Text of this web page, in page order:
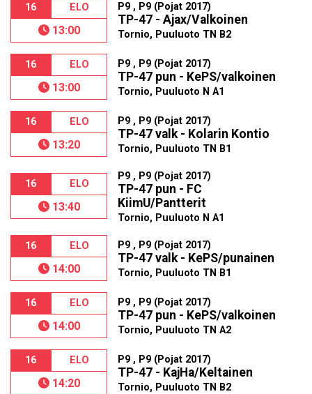
16 ELO
13:00
P9 , P9 (Pojat 2017)
TP-47 - Ajax/Valkoinen
Tornio, Puuluoto TN B2
16 ELO
13:00
P9 , P9 (Pojat 2017)
TP-47 pun - KePS/valkoinen
Tornio, Puuluoto N A1
16 ELO
13:20
P9 , P9 (Pojat 2017)
TP-47 valk - Kolarin Kontio
Tornio, Puuluoto TN B1
16 ELO
13:40
P9 , P9 (Pojat 2017)
TP-47 pun - FC
KiimU/Pantterit
Tornio, Puuluoto N A1
16 ELO
14:00
P9 , P9 (Pojat 2017)
TP-47 valk - KePS/punainen
Tornio, Puuluoto TN B1
16 ELO
14:00
P9 , P9 (Pojat 2017)
TP-47 pun - KePS/valkoinen
Tornio, Puuluoto TN A2
16 ELO
14:20
P9 , P9 (Pojat 2017)
TP-47 - KajHa/Keltainen
Tornio, Puuluoto TN B2